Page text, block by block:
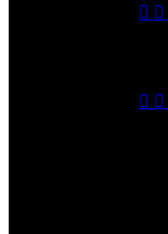
 
 